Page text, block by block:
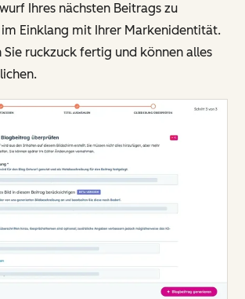
Ihres nächsten Beitrags zu
Einklang mit Ihrer Markenidentität.
Sie ruckzuck fertig und können alles